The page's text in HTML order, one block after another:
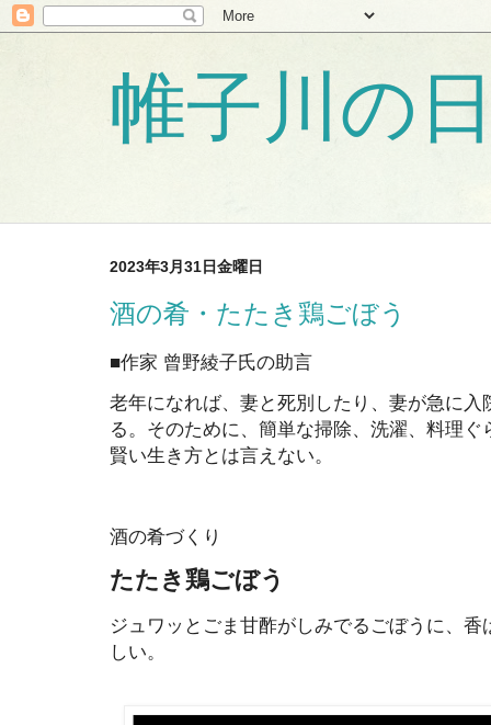
帷子川の
2023年3月31日金曜日
酒の肴・たたき鶏ごぼう
■作家 曾野綾子氏の助言
老年になれば、妻と死別したり、妻が急に
る。そのために、簡単な掃除、洗濯、料理
賢い生き方とは言えない。
酒の肴づくり
たたき鶏ごぼう
ジュワッとごま甘酢がしみでるごぼうに、
しい。